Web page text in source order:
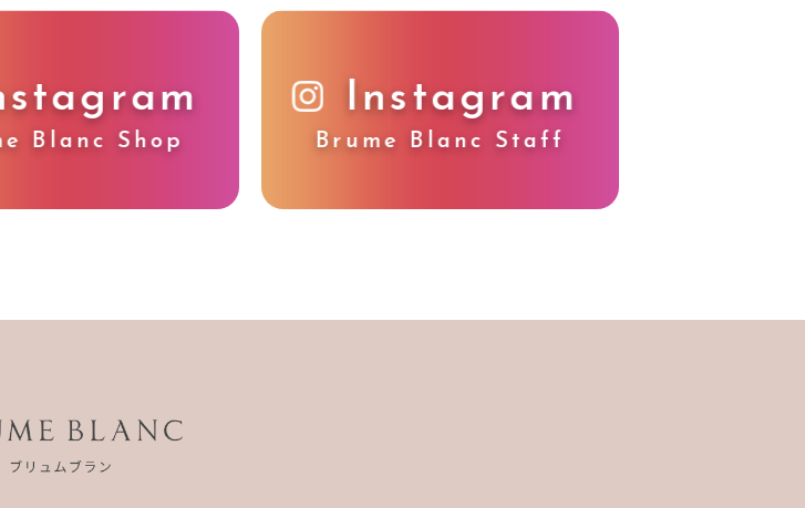
Blanc Shop
Instagram
Brume Blanc Staff